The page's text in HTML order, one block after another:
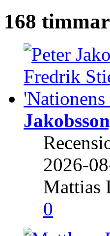
168 timmar
2026-
Mattias
0